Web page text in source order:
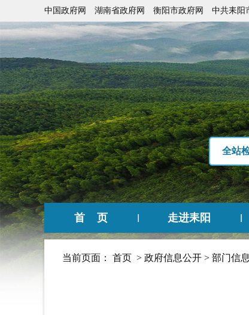
中国政府网 湖南省政府网 衡阳市政府网 中共耒阳
全站
首 页 走进耒阳
当前页面： 首页 > 政府信息公开 > 部门信